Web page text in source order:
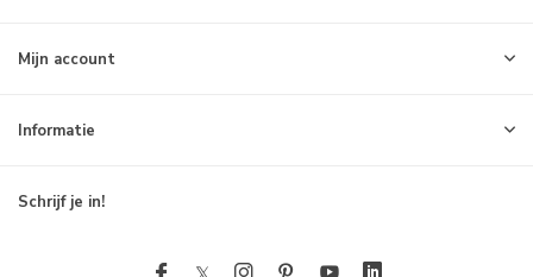
Mijn account
Informatie
Schrijf je in!